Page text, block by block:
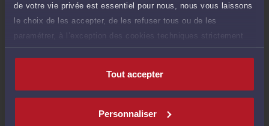
de votre vie privée est essentiel pour nous, nous vous laissons
le choix de les accepter, de les refuser tous ou de les
paramétrer, à l’exception des cookies techniques strictement
nécessaires au fonctionnement du site.
Tout accepter
Personnaliser
Disponibilités
cabinet vidéo téléphonique
HORAIRES LUN MAR MER JEU VEN
SAM